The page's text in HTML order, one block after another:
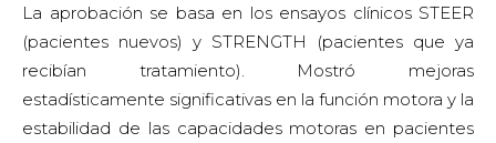
La aprobación se basa en los ensayos clínicos STEER
(pacientes nuevos) y STRENGTH (pacientes que ya
recibían tratamiento). Mostró mejoras
estadísticamente significativas en la función motora y la
estabilidad de las capacidades motoras en pacientes